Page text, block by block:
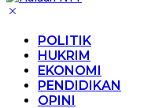
POLITIK
HUKRIM
EKONOMI
PENDIDIKAN
OPINI